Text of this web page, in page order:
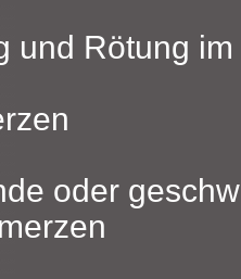
und Rötung
oder